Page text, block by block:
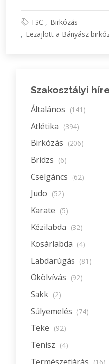
TSC
Birkózás
Lezajlott a Bányász
Szakosztályi
Általános (141)
Atlétika (394)
Birkózás (206)
Bridzs (6)
Cselgáncs (62)
Judo (52)
Karate (5)
Kézilabda (32)
Kosárlabda (4)
Labdarúgás (81)
Ökölvívás (92)
Sakk (2)
Súlyemelés (74)
Teke (92)
Tenisz (4)
Természetjárás (16)